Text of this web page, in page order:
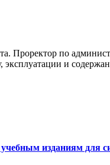
Проректор по
эксплуатации и
изданиям для